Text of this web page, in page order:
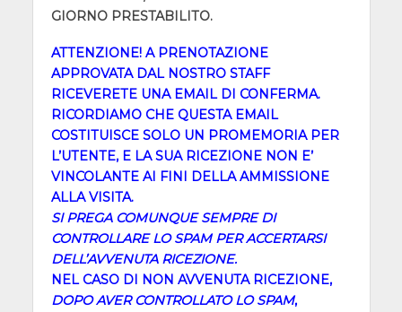
GIORNO PRESTABILITO.
ATTENZIONE! A PRENOTAZIONE
APPROVATA DAL NOSTRO STAFF
RICEVERETE UNA EMAIL DI CONFERMA.
RICORDIAMO CHE QUESTA EMAIL
COSTITUISCE SOLO UN PROMEMORIA PER
L’UTENTE, E LA SUA RICEZIONE NON E’
VINCOLANTE AI FINI DELLA AMMISSIONE
ALLA VISITA.
SI PREGA COMUNQUE SEMPRE DI
CONTROLLARE LO SPAM PER ACCERTARSI
DELL’AVVENUTA RICEZIONE.
NEL CASO DI NON AVVENUTA RICEZIONE,
DOPO AVER CONTROLLATO LO SPAM,